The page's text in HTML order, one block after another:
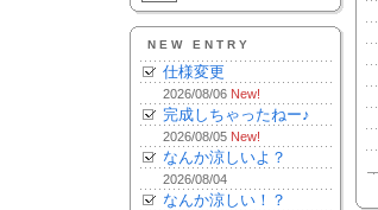
NEW ENTRY
仕様変更
2026/08/06 New!
完成しちゃったねー♪
2026/08/05 New!
なんか涼しいよ？
2026/08/04
なんか涼しい！？